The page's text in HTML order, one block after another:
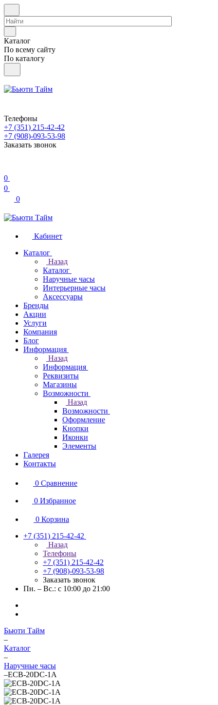
Каталог
По всему сайту
По каталогу
Телефоны
+7 (351) 215-42-42
+7 (908)-093-53-98
Заказать звонок
0
0
0
Кабинет
Каталог
Назад
Каталог
Наручные часы
Интерьерные часы
Аксессуары
Бренды
Акции
Услуги
Компания
Блог
Информация
Назад
Информация
Реквизиты
Магазины
Возможности
Назад
Возможности
Оформление
Кнопки
Иконки
Элементы
Галерея
Контакты
0 Сравнение
0 Избранное
0 Корзина
+7 (351) 215-42-42
Назад
Телефоны
+7 (351) 215-42-42
+7 (908)-093-53-98
Заказать звонок
Пн. – Вс.: с 10:00 до 21:00
Бьюти Тайм
–
Каталог
–
Наручные часы
–ECB-20DC-1A